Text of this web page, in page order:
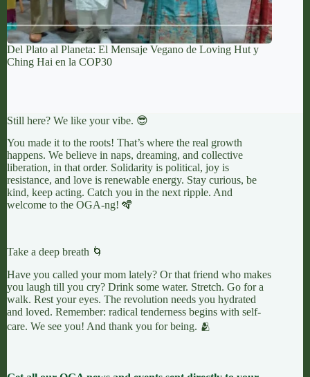
Del Plato al Planeta: El Mensaje Vegano de Loving Hut y
Ching Hai en la COP30
Still here? We like your vibe. 😎
You made it to the roots! That’s where the real growth
happens. We believe in naps, dreaming, and collective
liberation, in that order. Solidarity is political, joy is
resistance, and love is renewable energy. Stay curious, be
kind, keep acting. Catch you in the next ripple. And
welcome to the OGA-ng! 🪇
Take a deep breath 🌀
Have you called your mom lately? Or that friend who makes
you laugh till you cry? Drink some water. Stretch. Go for a
walk. Rest your eyes. The revolution needs you hydrated
and loved. Remember: radical tenderness begins with self-
care. We see you! And thank you for being. 🫂